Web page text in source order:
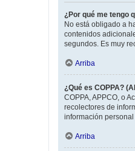
¿Por qué me tengo
No está obligado a
contenidos
segundos. Es muy
Arriba
¿Qué es COPPA?
COPPA, APPCO, o
recolectores de
información
Arriba